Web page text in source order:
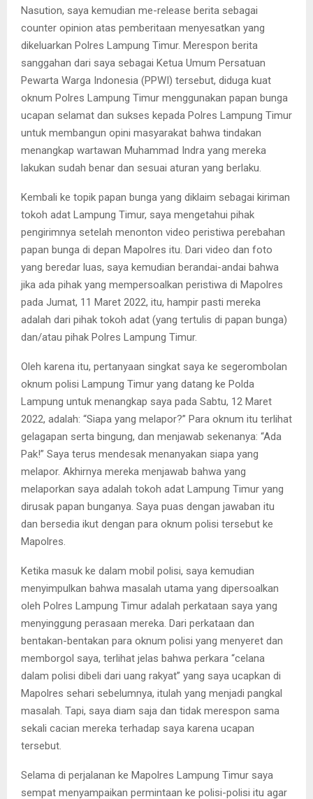
Nasution, saya kemudian me-release berita sebagai
counter opinion atas pemberitaan menyesatkan yang
dikeluarkan Polres Lampung Timur. Merespon berita
sanggahan dari saya sebagai Ketua Umum Persatuan
Pewarta Warga Indonesia (PPWI) tersebut, diduga kuat
oknum Polres Lampung Timur menggunakan papan bunga
ucapan selamat dan sukses kepada Polres Lampung Timur
untuk membangun opini masyarakat bahwa tindakan
menangkap wartawan Muhammad Indra yang mereka
lakukan sudah benar dan sesuai aturan yang berlaku.
Kembali ke topik papan bunga yang diklaim sebagai kiriman
tokoh adat Lampung Timur, saya mengetahui pihak
pengirimnya setelah menonton video peristiwa perebahan
papan bunga di depan Mapolres itu. Dari video dan foto
yang beredar luas, saya kemudian berandai-andai bahwa
jika ada pihak yang mempersoalkan peristiwa di Mapolres
pada Jumat, 11 Maret 2022, itu, hampir pasti mereka
adalah dari pihak tokoh adat (yang tertulis di papan bunga)
dan/atau pihak Polres Lampung Timur.
Oleh karena itu, pertanyaan singkat saya ke segerombolan
oknum polisi Lampung Timur yang datang ke Polda
Lampung untuk menangkap saya pada Sabtu, 12 Maret
2022, adalah: “Siapa yang melapor?” Para oknum itu terlihat
gelagapan serta bingung, dan menjawab sekenanya: “Ada
Pak!” Saya terus mendesak menanyakan siapa yang
melapor. Akhirnya mereka menjawab bahwa yang
melaporkan saya adalah tokoh adat Lampung Timur yang
dirusak papan bunganya. Saya puas dengan jawaban itu
dan bersedia ikut dengan para oknum polisi tersebut ke
Mapolres.
Ketika masuk ke dalam mobil polisi, saya kemudian
menyimpulkan bahwa masalah utama yang dipersoalkan
oleh Polres Lampung Timur adalah perkataan saya yang
menyinggung perasaan mereka. Dari perkataan dan
bentakan-bentakan para oknum polisi yang menyeret dan
memborgol saya, terlihat jelas bahwa perkara “celana
dalam polisi dibeli dari uang rakyat” yang saya ucapkan di
Mapolres sehari sebelumnya, itulah yang menjadi pangkal
masalah. Tapi, saya diam saja dan tidak merespon sama
sekali cacian mereka terhadap saya karena ucapan
tersebut.
Selama di perjalanan ke Mapolres Lampung Timur saya
sempat menyampaikan permintaan ke polisi-polisi itu agar